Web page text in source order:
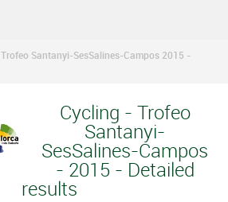
Trofeo Santanyi-SesSalines-Campos 2015 -
Cycling - Trofeo
Santanyi-
SesSalines-Campos
- 2015 - Detailed
results